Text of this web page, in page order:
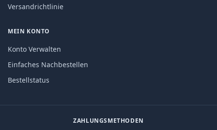
Versandrichtlinie
MEIN KONTO
Konto Verwalten
Einfaches Nachbestellen
Bestellstatus
ZAHLUNGSMETHODEN